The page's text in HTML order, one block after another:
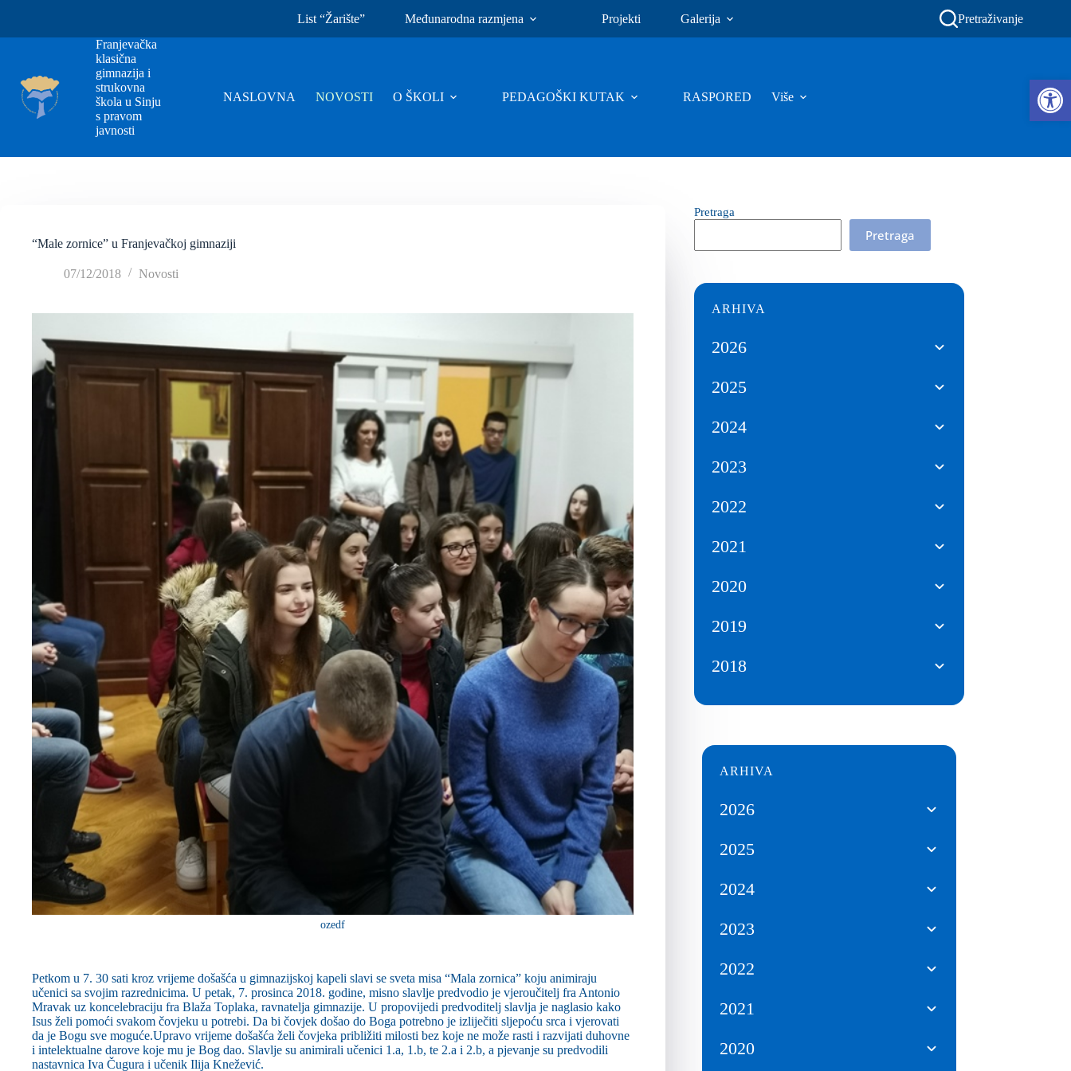
List “Žarište” Međunarodna razmjena Projekti Galerija
Pretraživanje
Franjevačka
klasična
gimnazija i
strukovna
škola u Sinju
s pravom
javnosti
NASLOVNA NOVOSTI O ŠKOLI PEDAGOŠKI KUTAK RASPORED Više
“Male zornice” u Franjevačkoj gimnaziji
07/12/2018 Novosti
ozedf
Petkom u 7. 30 sati kroz vrijeme došašća u gimnazijskoj kapeli slavi se sveta misa “Mala zornica” koju animiraju
učenici sa svojim razrednicima. U petak, 7. prosinca 2018. godine, misno slavlje predvodio je vjeroučitelj fra Antonio
Mravak uz koncelebraciju fra Blaža Toplaka, ravnatelja gimnazije. U propovijedi predvoditelj slavlja je naglasio kako
Isus želi pomoći svakom čovjeku u potrebi. Da bi čovjek došao do Boga potrebno je izliječiti sljepoću srca i vjerovati
da je Bogu sve moguće.Upravo vrijeme došašća želi čovjeka približiti milosti bez koje ne može rasti i razvijati duhovne
i intelektualne darove koje mu je Bog dao. Slavlje su animirali učenici 1.a, 1.b, te 2.a i 2.b, a pjevanje su predvodili
nastavnica Iva Čugura i učenik Ilija Knežević.
Pretraga
Pretraga
ARHIVA
2026
2025
2024
2023
2022
2021
2020
2019
2018
ARHIVA
2026
2025
2024
2023
2022
2021
2020